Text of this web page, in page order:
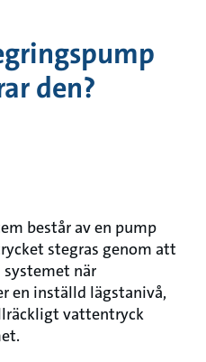
den?
består av en pump
stegras genom att
när
en inställd lägstanivå,
vattentryck